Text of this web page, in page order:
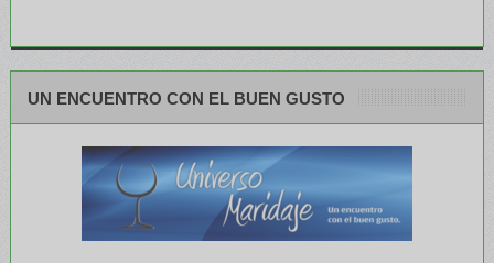
UN ENCUENTRO CON EL BUEN GUSTO